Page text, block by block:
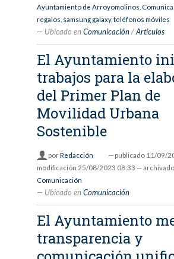
Ayuntamiento de Arroyomolinos
regalos samsung galaxy, teléfonos móviles
Ubicado en Comunicación /Artículos
El Ayuntamiento
trabajos para la
del Primer Plan de
Movilidad Urbana
Sostenible
porRedacción — publicado 11/09/
modificación 25/08/2023 08:33 —
Comunicación
Ubicado en Comunicación
El Ayuntamiento
transparencia y